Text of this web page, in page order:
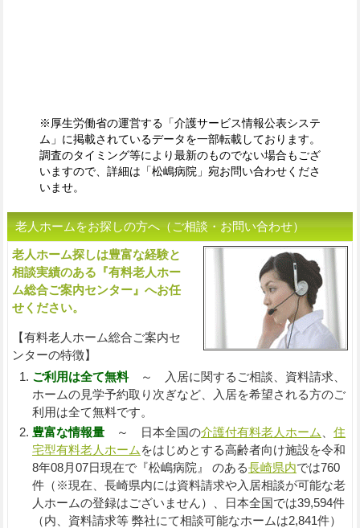
※厚生労働省の運営する「介護サービス情報公表システ
ム」に掲載されているデータを一部転載しております。
調査のタイミング等により最新のものでない場合もござ
いますので、詳細は「松嶋病院」宛お問い合わせくださ
いませ。
老人ホームをお探しの方へ（ご相談・お問い合わせ）
老人ホーム探しは豊富な経験と
相談実績のある『有料老人ホー
ム総合ご案内センター』へお任
せください。
【有料老人ホーム総合ご案内セ
ンターの特徴】
ご利用は全て無料～ 入居に関するご相談、資料請求、
ホームの見学予約取り次ぎなど、入居を希望される方のご
利用は全て無料です。
豊富な情報量～ 日本全国の介護付有料老人ホーム
住
宅型有料老人ホーム をはじめとする高齢者向け施設を令和
8年08月07日現在で『松嶋病院』 のある長崎県内では760
件（※現在、長崎県内には資料請求や入居相談が可能な老
人ホームの登録はございません）、日本全国では39,594件
（内、資料請求等 弊社にて相談可能なホームは2,841件）